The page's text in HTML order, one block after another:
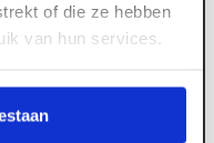
of die ze hebben
van hun services.